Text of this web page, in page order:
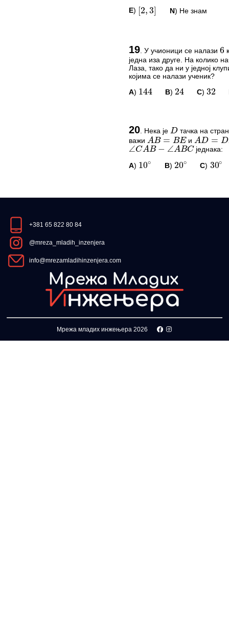
E) 2,3] N) Не знам
Овај задатак нема
*Морате бити логовани
19 У учионици се налази 6
једна иза друге. На колико
Лаза, тако да ни у једној
којима се налази ученик?
A) 144 B) 24 C)32
Овај задатак нема
*Морате бити логовани
20 Нека је
D
D тачка на
важи
AB = BE
AB=BE и
AD = D E
AD=DE=E
∠ CA − ∠
∠CAB−∠A BC
једнака:
A)
10∘
10∘ B)
20∘
20∘ C)
30∘
30∘
ПИТАЊА И
+381 65 822 80 84
@mreza_mladih_inzenjera
info@mrezamladihinzenjera.com
Мрежа младих инжењера 2026